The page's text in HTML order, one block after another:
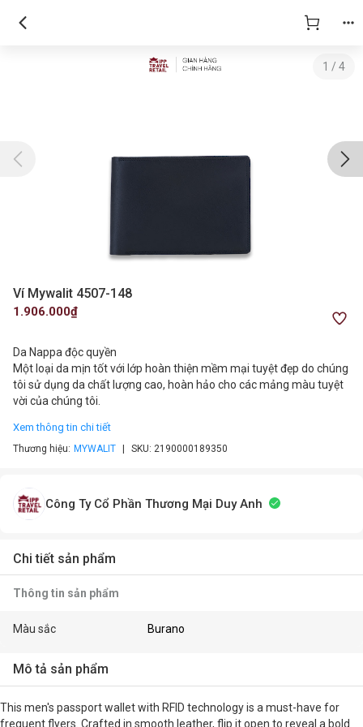
1 / 4
Ví Mywalit 4507-148
1.906.000₫
Da Nappa độc quyền
Một loại da mịn tốt với lớp hoàn thiện mềm mại tuyệt đẹp do chúng
tôi sử dụng da chất lượng cao, hoàn hảo cho các mảng màu tuyệt
vời của chúng tôi.
Xem thông tin chi tiết
Thương hiệu: MYWALIT SKU: 2190000189350
Công Ty Cổ Phần Thương Mại Duy Anh
Chi tiết sản phẩm
Thông tin sản phẩm
Màu sắc Burano
Mô tả sản phẩm
This men's passport wallet with RFID technology is a must-have for
frequent flyers. Crafted in smooth leather, flip it open to reveal a bold